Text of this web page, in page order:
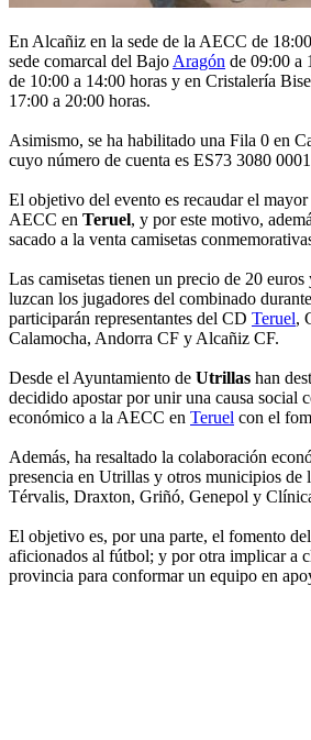
En Alcañiz en la sede de la AECC de
sede comarcal del Bajo Aragón de 09:00 a
de 10:00 a 14:00 horas y en Cristalería
17:00 a 20:00 horas.
Asimismo, se ha habilitado una Fila 0 en
cuyo número de cuenta es ES73 3080
El objetivo del evento es recaudar el
AECC en Teruel, y por este motivo,
sacado a la venta camisetas
Las camisetas tienen un precio de 20
luzcan los jugadores del combinado
participarán representantes del CD Teruel,
Calamocha, Andorra CF y Alcañiz CF.
Desde el Ayuntamiento de Utrillas han
decidido apostar por unir una causa social
económico a la AECC en Teruel con el
Además, ha resaltado la colaboración
presencia en Utrillas y otros municipios de
Térvalis, Draxton, Griñó, Genepol y
El objetivo es, por una parte, el fomento
aficionados al fútbol; y por otra implicar a
provincia para conformar un equipo en